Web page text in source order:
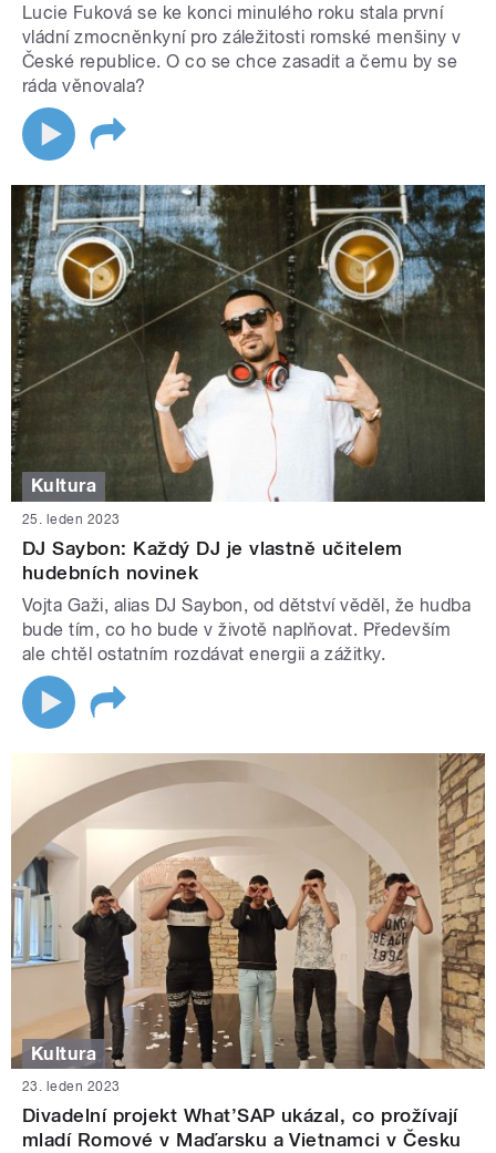
Lucie Fuková se ke konci minulého roku stala první
vládní zmocněnkyní pro záležitosti romské menšiny v
České republice. O co se chce zasadit a čemu by se
ráda věnovala?
Kultura
25. leden 2023
DJ Saybon: Každý DJ je vlastně učitelem
hudebních novinek
Vojta Gaži, alias DJ Saybon, od dětství věděl, že hudba
bude tím, co ho bude v životě naplňovat. Především
ale chtěl ostatním rozdávat energii a zážitky.
Kultura
23. leden 2023
Divadelní projekt What’SAP ukázal, co prožívají
mladí Romové v Maďarsku a Vietnamci v Česku